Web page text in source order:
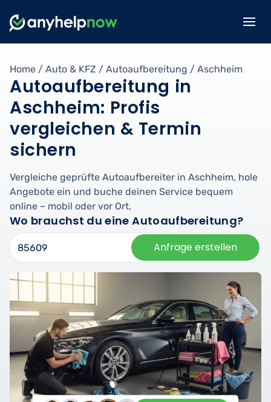
Home / Auto & KFZ / Autoaufbereitung / Aschheim
Autoaufbereitung in
Aschheim: Profis
vergleichen & Termin
sichern
Vergleiche geprüfte Autoaufbereiter in Aschheim, hole
Angebote ein und buche deinen Service bequem
online – mobil oder vor Ort.
Wo brauchst du eine Autoaufbereitung?
Anfrage erstellen